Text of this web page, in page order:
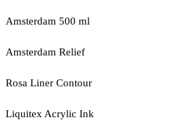
Amsterdam 500 ml
Amsterdam Relief
Rosa Liner Contour
Liquitex Acrylic Ink